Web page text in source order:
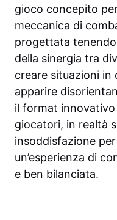
gioco concepito
meccanica di
progettata
della sinergia tra
creare situazioni in
apparire
il format
giocatori, in realtà
insoddisfazione
un’esperienza di
e ben bilanciata.